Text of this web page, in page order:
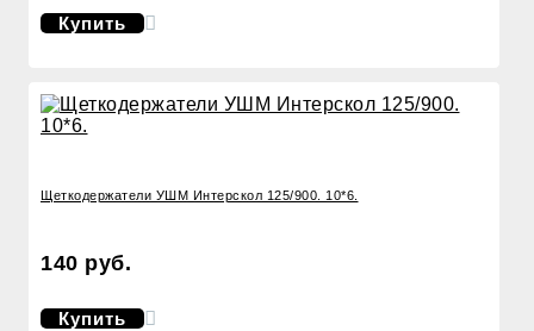
Купить
Щеткодержатели УШМ Интерскол 125/900. 10*6.
140 руб.
Купить